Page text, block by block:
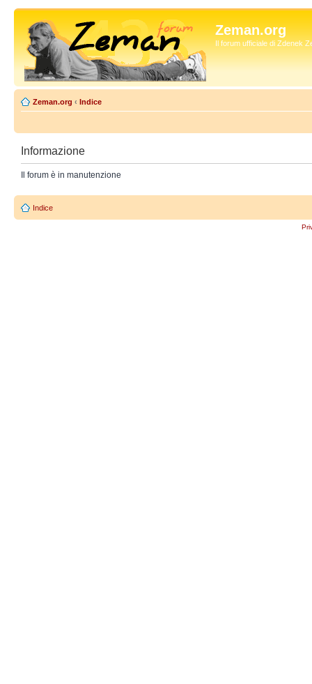
Zeman.org
Il forum ufficiale di Zdenek
Zeman.org ‹ Indice
Informazione
Il forum è in manutenzione
Indice